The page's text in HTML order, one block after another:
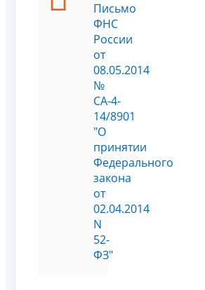
Письмо
ФНС
России
от
08.05.2014
№
СА-4-
14/8901
"О
принятии
Федерального
закона
от
02.04.2014
N
52-
ФЗ"